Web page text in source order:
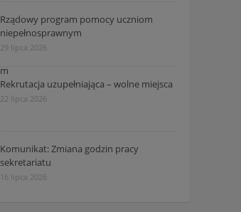
Rządowy program pomocy uczniom
niepełnosprawnym
29 lipca 2026
Rekrutacja uzupełniająca – wolne miejsca
22 lipca 2026
Komunikat: Zmiana godzin pracy
sekretariatu
16 lipca 2026